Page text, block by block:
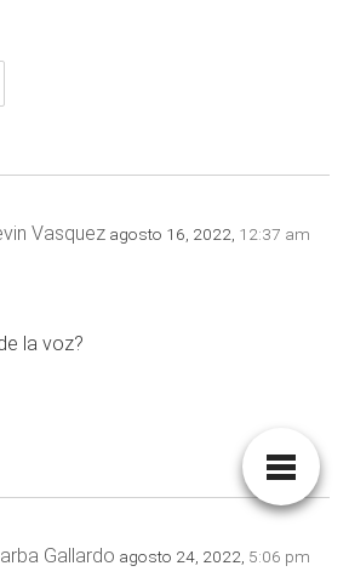
Vasquez agosto 16, 2022, 12:37 am
la voz?
Gallardo agosto 24, 2022, 5:06 pm